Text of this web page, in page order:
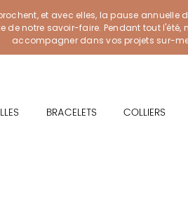
et avec elles, la pause annuelle
notre savoir-faire. Pendant tout l'été,
accompagner dans vos projets sur-
BRACELETS COLLIERS